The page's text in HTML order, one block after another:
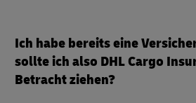
Ich habe bereits eine
sollte ich also DHL Cargo
Betracht ziehen?